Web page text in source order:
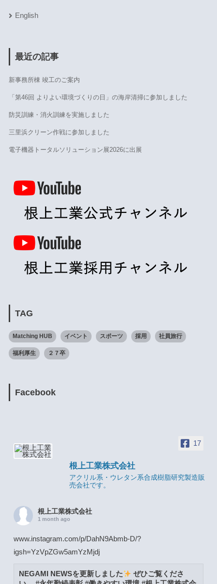
English
最近の記事
新事務所棟 竣工のご案内
「第46回 よりよい環境づくりの日」の海岸清掃に参加しました
防災訓練・消火訓練を実施しました
三里浜クリーン作戦に参加しました
電子機器トータルソリューション展2026に出展
TAG
Matching HUB イベント スポーツ 採用 社員旅行
福利厚生 ２７卒
Facebook
17
根上工業株式会社
アクリル系・ウレタン系合成樹脂研究製造販
売会社です。
根上工業株式会社
1 month ago
www.instagram.com/p/DahN9Abmb-D/?
igsh=YzVpZGw5amYzMjdj
NEGAMI NEWSを更新しました
ぜひご覧くださ